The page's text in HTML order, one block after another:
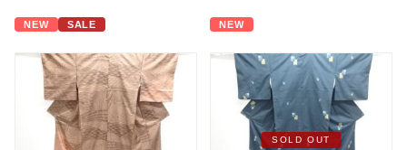
NEW SALE NEW
SOLD OUT